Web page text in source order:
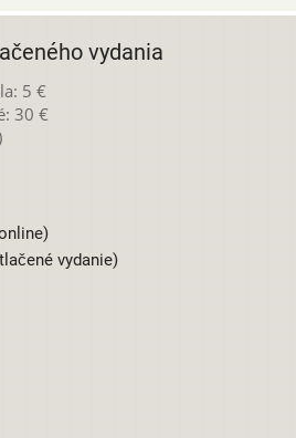
vydania
5 €
30 €
vydanie)